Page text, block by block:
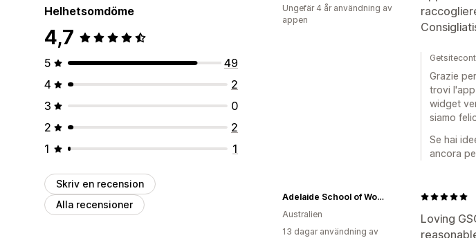
Helhetsomdöme
4,7
5
49
4
2
3
0
2
2
1
1
Skriv en recension
Alla recensioner
Ungefär 4 år användning av
appen
Grazie
trovi
widget
siamo
Se hai
ancora
Loving
Adelaide School of Woodwork
Australien
13 dagar användning av